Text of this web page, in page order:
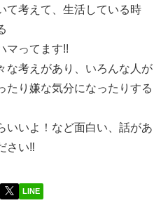
て考えて、生活している時
マってます!!
考えがあり、いろんな人が
たり嫌な気分になったりする
いいよ！など面白い、話があ
さい‼
LINE